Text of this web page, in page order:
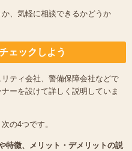
、気軽に相談できるかどうか
ェックしよう
ティ会社、警備保障会社などで
ーを設けて詳しく説明していま
の4つです。
特徴、メリット・デメリットの説